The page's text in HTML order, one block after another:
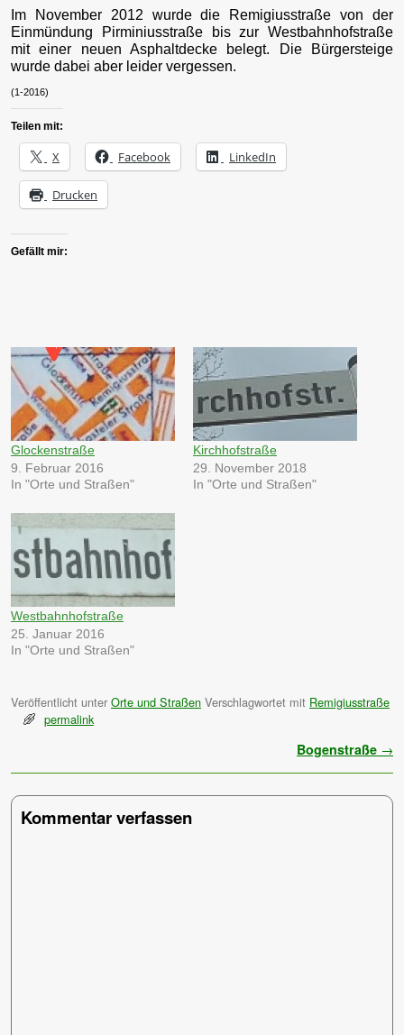
Im November 2012 wurde die Remigiusstraße von der
Einmündung Pirminiusstraße bis zur Westbahnhofstraße
mit einer neuen Asphaltdecke belegt. Die Bürgersteige
wurde dabei aber leider vergessen.
(1-2016)
Teilen mit:
X Facebook LinkedIn
Drucken
Gefällt mir:
Glockenstraße
9. Februar 2016
In "Orte und Straßen"
Kirchhofstraße
29. November 2018
In "Orte und Straßen"
Westbahnhofstraße
25. Januar 2016
In "Orte und Straßen"
Veröffentlicht unter Orte und Straßen Verschlagwortet mit Remigiusstraße
permalink
Bogenstraße →
Kommentar verfassen